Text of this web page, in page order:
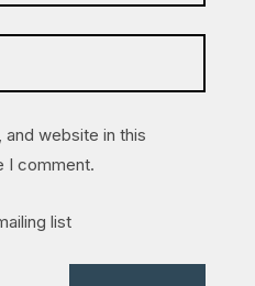
and website in this
I comment.
list